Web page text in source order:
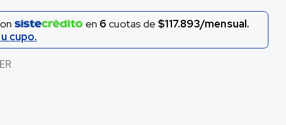
en 6 cuotas de $117.893/mensual.
cupo.